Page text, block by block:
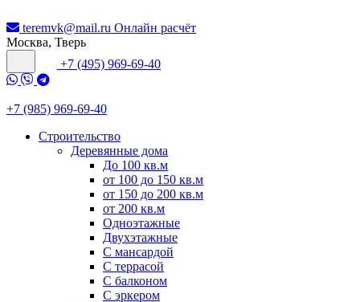
teremvk@mail.ru Онлайн расчёт
Москва, Тверь
+7 (495) 969-69-40
+7 (985) 969-69-40
Строительство
Деревянные дома
До 100 кв.м
от 100 до 150 кв.м
от 150 до 200 кв.м
от 200 кв.м
Одноэтажные
Двухэтажные
С мансардой
С террасой
С балконом
С эркером